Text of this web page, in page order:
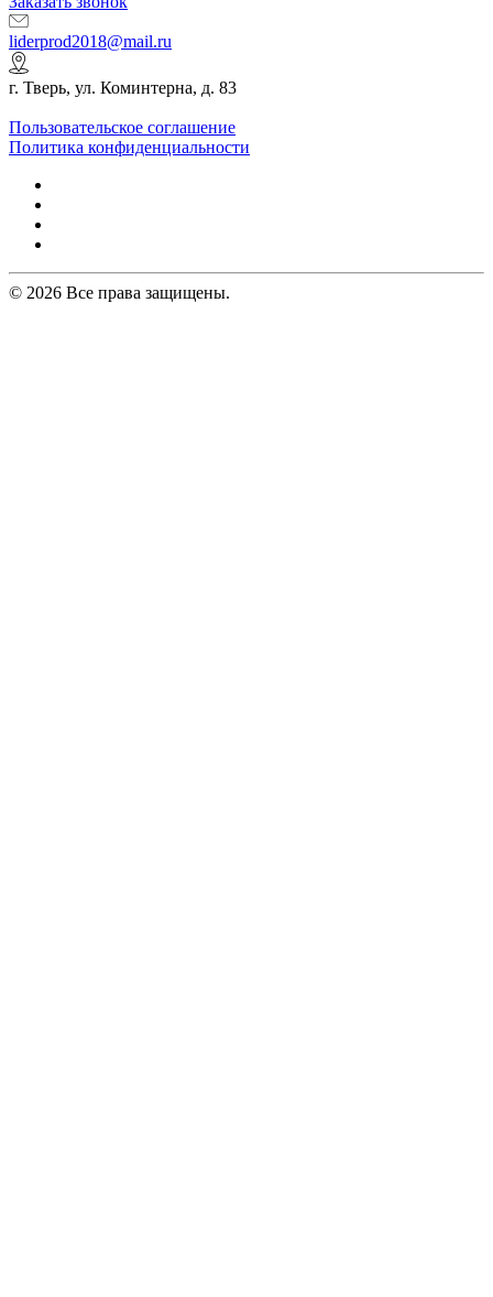
liderprod2018@mail.ru
г. Тверь, ул. Коминтерна, д. 83
Пользовательское соглашение
Политика конфиденциальности
© 2026 Все права защищены.